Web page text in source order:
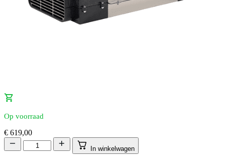
Op voorraad
€ 619,00
In winkelwagen